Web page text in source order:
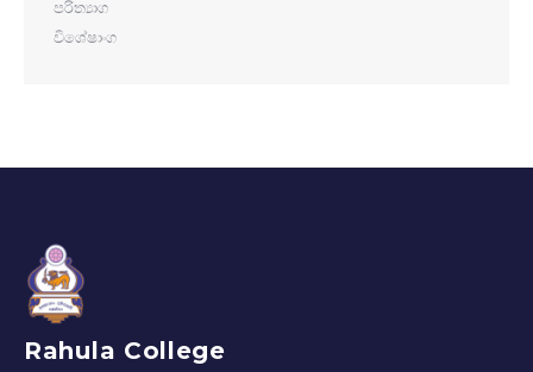
පරිත්‍යාග
විශේෂාංග
Rahula College